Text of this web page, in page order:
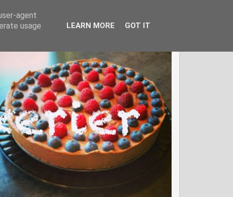
agent
usage
LEARN MORE GOT IT